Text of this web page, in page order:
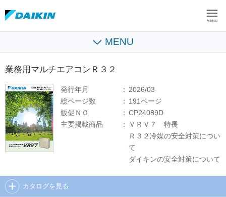
MENU
業務用マルチエアコンＲ３２
発行年月
2026/03
総ページ数
191ページ
販促ＮＯ
CP24089D
主要掲載商品
ＶＲＶ７ 特長
Ｒ３２冷媒の安全対策につい
て
ダイキンの安全対策について
カタログを見る